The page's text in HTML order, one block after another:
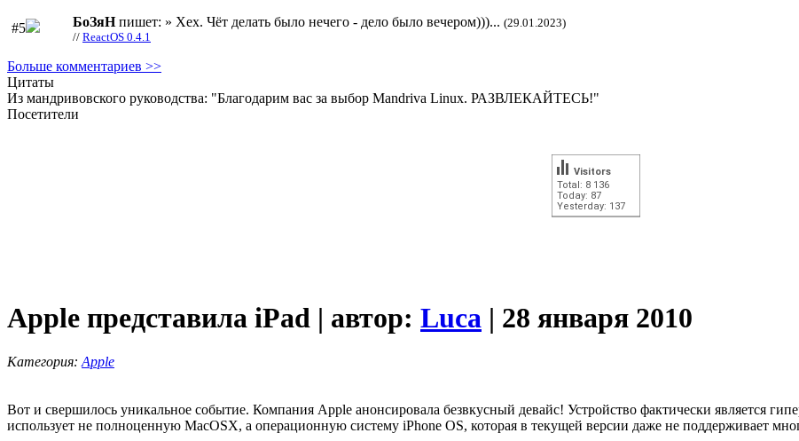
#5 БоЗяНпишет: » Хех. Чёт делать было нечего - дело было вечером)))... (29.01.2023)
// ReactOS 0.4.1
Больше комментариев >>
Цитаты
Из мандривовского руководства: "Благодарим вас за выбор Mandriva Linux. РАЗВЛЕКАЙТЕСЬ!"
Посетители
Total: 8 136
Today: 87
Yesterday: 137
Visitors
Apple представила iPad | автор: Luca | 28 января 2010
Категория: Apple
Вот и свершилось уникальное событие. Компания Apple анонсировала безвкусный девайс! Устройство фактически является
использует не полноценную MacOSX, а операционную систему iPhone OS, которая в текущей версии даже не поддерживает